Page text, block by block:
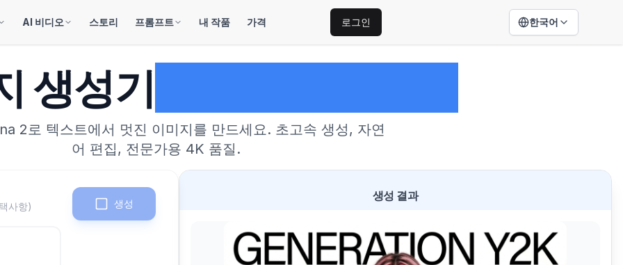
AI 비디오 스토리 프롬프트 내 작품 가격 로그인 한국어
생성기
2로 텍스트에서 멋진 이미지를 만드세요. 초고속 생성, 자연
어 편집, 전문가용 4K 품질.
사항) 생성
생성 결과